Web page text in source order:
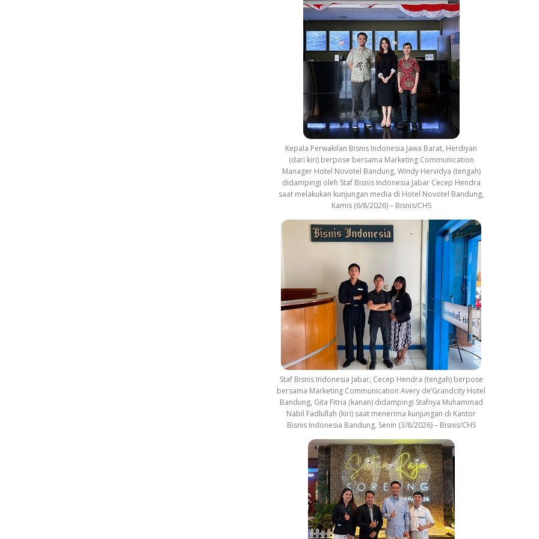
Kepala Perwakilan Bisnis Indonesia Jawa Barat, Herdiyan
(dari kiri) berpose bersama Marketing Communication
Manager Hotel Novotel Bandung, Windy Hervidya (tengah)
didampingi oleh Staf Bisnis Indonesia Jabar Cecep Hendra
saat melakukan kunjungan media di Hotel Novotel Bandung,
Kamis (6/8/2026) – Bisnis/CHS
Staf Bisnis Indonesia Jabar, Cecep Hendra (tengah) berpose
bersama Marketing Communication Avery de’Grandcity Hotel
Bandung, Gita Fitria (kanan) didampingi Stafnya Muhammad
Nabil Fadlullah (kiri) saat menerima kunjungan di Kantor
Bisnis Indonesia Bandung, Senin (3/8/2026) – Bisnis/CHS